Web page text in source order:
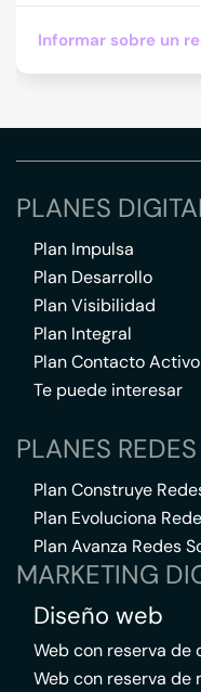
Informar sobre un
PLANES
Plan Impulsa
Plan Desarrollo
Plan Visibilidad
Plan Integral
Plan Contacto Activo
Te puede interesar
PLANES
Plan Construye
Plan Evoluciona
Plan Avanza Redes
MARKETING
Diseño web
Web con reserva de
Web con reserva de